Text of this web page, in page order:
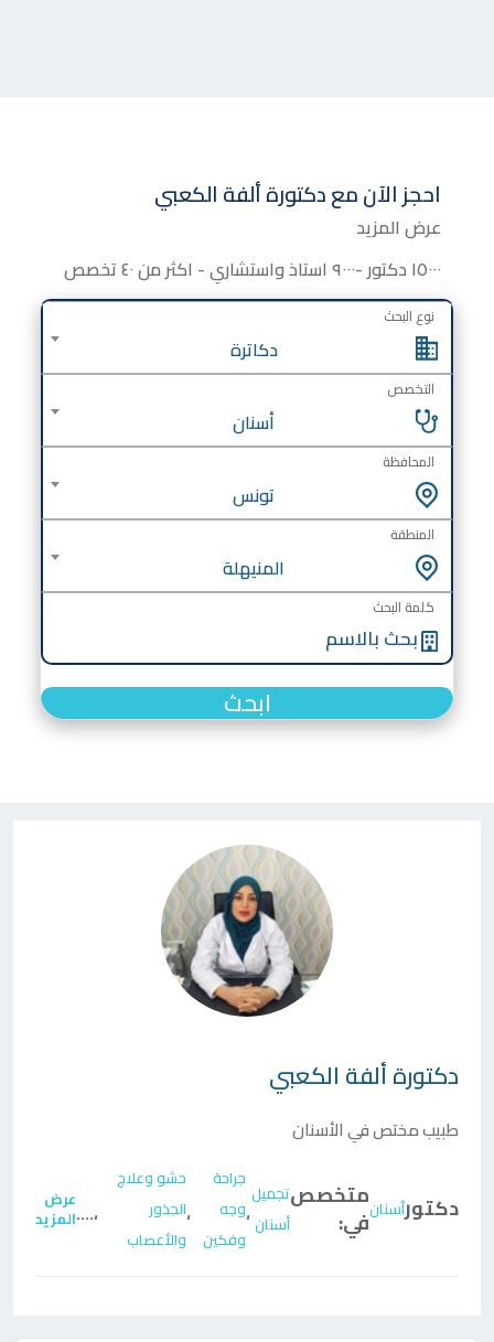
احجز الآن معدكتورةألفة الكعبي
عرض المزيد
١٥٠٠٠ دكتور -٩٠٠٠ استاذ واستشاري - اكثر من ٤٠ تخصص
نوع البحث
دكاترة
التخصص
أسنان
المحافظة
تونس
المنطقة
المنيهلة
كلمة البحث
ابحث
دكتورةألفة الكعبي
طبيب مختص في الأسنان
دكتورأسنانمتخصص
في:
تجميل
أسنان،
جراحة
وجه
وفكين
،
حشو وعلاج
الجذور
والأعصاب
،....عرض
المزيد